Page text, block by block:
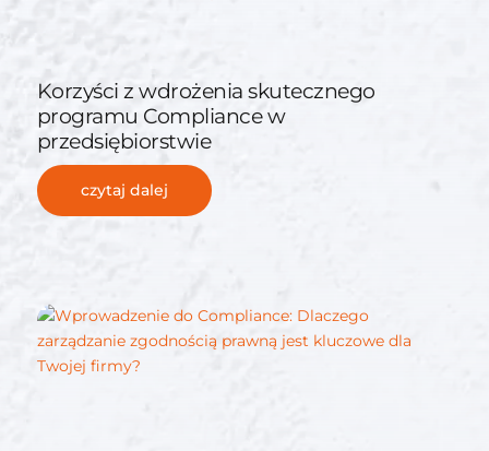
Korzyści z wdrożenia skutecznego
programu Compliance w
przedsiębiorstwie
czytaj dalej